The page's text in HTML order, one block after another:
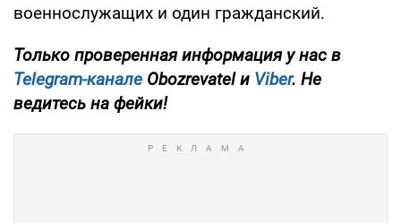
военнослужащих и один гражданский.
Только проверенная информация у нас в
Telegram-канале Obozrevatel и Viber. Не
ведитесь на фейки!